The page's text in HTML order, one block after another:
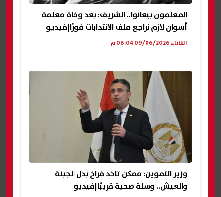
المعلمون بيعانوا.. الشريف: بعد وفاة معلمة
أسوان لازم نراجع ملف الانتدابات فورًا|فيديو
الثلاثاء 09/06/2026 06:04 م
وزير التموين: ممكن تاخد فراخ بدل الجبنة
والعيش.. وسلة صحية قريبًا|فيديو